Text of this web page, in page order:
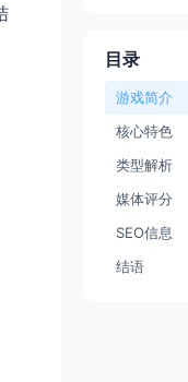
目录
游戏简介
核心特色
类型解析
媒体评分
SEO信息
结语